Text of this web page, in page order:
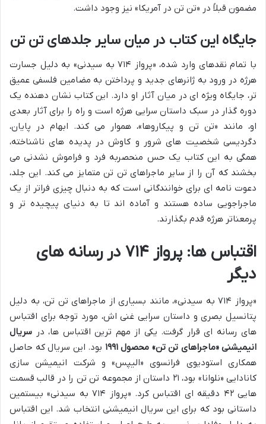
مضمون قبلاً در «تن تن در آمریکا» نیز وجود داشت.
جایگاه این کتاب در میان سایر جلدهای تن تن
با تمام نقدهای وارد شده، «پرواز ۷۱۴ به سیدنی» به دلیل جسارت
هرژه در ورود به ژانرهای جدید و پرداختن به مضامین فلسفی عمیق
تر، جایگاه ویژه ای در میان آثار او دارد. این کتاب نشان دهنده یک
دوره گذار در سبک داستان سرایی هرژه است و راه را برای آثار بعدی
او، مانند «تن تن و پیکاروها»، هموار می کند. ابهام در پایان،
دگردیسی شخصیت های شرور و کاوش در پدیده های ناشناخته،
همگی به این کتاب یک حس منحصربه فرد و فراموش نشدنی می
بخشند که آن را از سایر ماجراهای تن تن متمایز می کند. این جلد،
دعوت نامه ای برای خوانندگانی است که به دنبال چیزی فراتر از یک
ماجراجویی ساده هستند و آماده اند تا به دنیای پیچیده تر و
پرمعناتر هرژه قدم بگذارند.
اقتباس ها: پرواز ۷۱۴ در رسانه های
دیگر
«پرواز ۷۱۴ به سیدنی»، مانند بسیاری از ماجراهای تن تن، به دلیل
پتانسیل بصری و داستان سرایی غنی اش، مورد توجه برای اقتباس
های رسانه ای قرار گرفت. یکی از مهم ترین اقتباس ها، در سریال
انیمیشنی «ماجراهای تن تن» محصول ۱۹۹۱
بود. این سریال که حاصل
همکاری استودیوی فرانسوی «الیپس» و شرکت انیمیشن سازی
کانادایی «نلوانا» بود، ۲۱ داستان از مجموعه تن تن را در قالب قسمت
هایی ۴۲ دقیقه ای اقتباس کرد. «پرواز ۷۱۴ به سیدنی» بیستمین
داستانی بود که برای این سریال انیمیشنی انتخاب شد. این اقتباس